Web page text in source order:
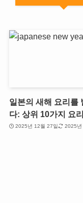
일본의 새해 요리를
다: 상위 10가지 요리
2025년 12월 27일 2025년